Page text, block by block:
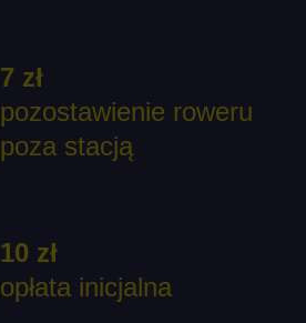
7 zł
pozostawienie roweru
poza stacją
10 zł
opłata inicjalna